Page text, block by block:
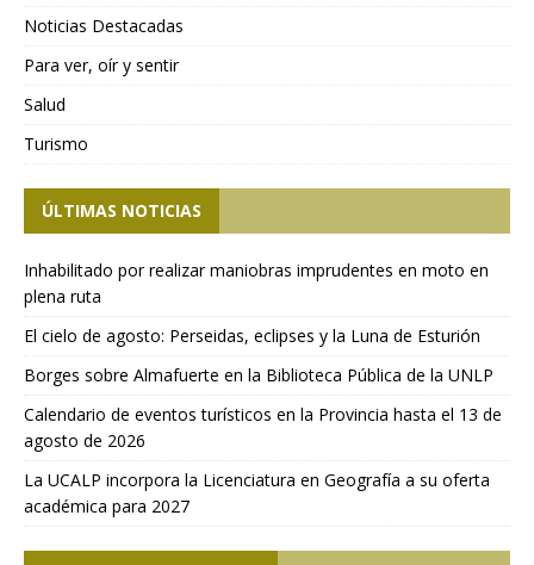
Noticias Destacadas
Para ver, oír y sentir
Salud
Turismo
ÚLTIMAS NOTICIAS
Inhabilitado por realizar maniobras imprudentes en moto en
plena ruta
El cielo de agosto: Perseidas, eclipses y la Luna de Esturión
Borges sobre Almafuerte en la Biblioteca Pública de la UNLP
Calendario de eventos turísticos en la Provincia hasta el 13 de
agosto de 2026
La UCALP incorpora la Licenciatura en Geografía a su oferta
académica para 2027